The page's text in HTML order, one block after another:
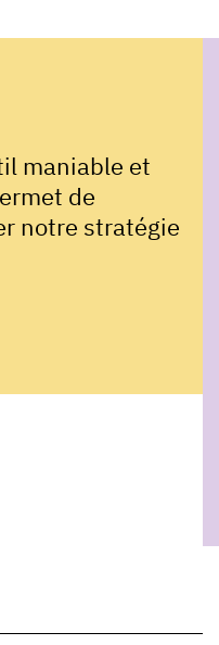
maniable et
de
notre stratégie